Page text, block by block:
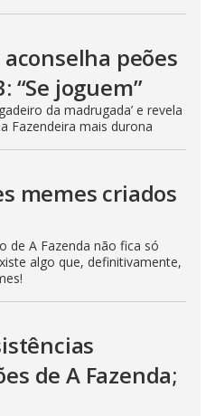
peões
“Se joguem”
da madrugada’ e revela
Fazendeira mais durona
memes criados
de A Fazenda não fica só
algo que, definitivamente,
de A Fazenda;